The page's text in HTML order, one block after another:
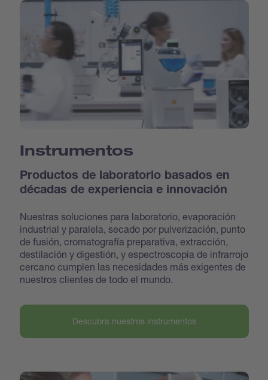
Instrumentos
Productos de laboratorio basados en
décadas de experiencia e innovación
Nuestras soluciones para laboratorio, evaporación
industrial y paralela, secado por pulverización, punto
de fusión, cromatografía preparativa, extracción,
destilación y digestión, y espectroscopia de infrarrojo
cercano cumplen las necesidades más exigentes de
nuestros clientes de todo el mundo.
Descubra nuestros instrumentos